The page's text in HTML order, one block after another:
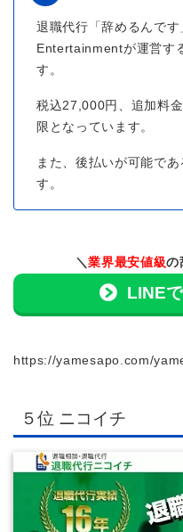
退職代行「辞めるんで
Entertainmentが運営す
す。
税込27,000円、追加料
限となっています。
また、後払いが可能で
す。
＼業界最安値級の
LINE
https://yamesapo.com/
５位 ニコイチ